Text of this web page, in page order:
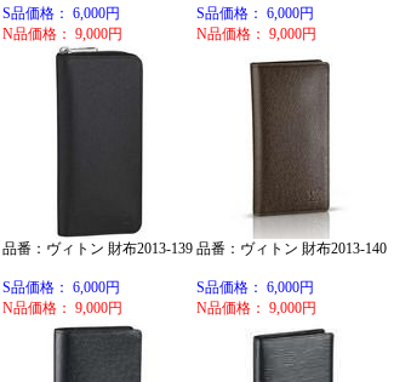
S品価格： 6,000円
N品価格： 9,000円
S品価格： 6,000円
N品価格： 9,000円
品番：ヴィトン 財布2013-139
S品価格： 6,000円
N品価格： 9,000円
品番：ヴィトン 財布2013-140
S品価格： 6,000円
N品価格： 9,000円